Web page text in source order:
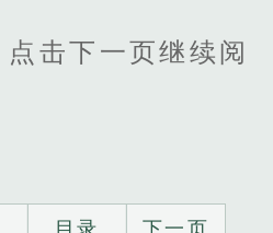
击下一页继续阅